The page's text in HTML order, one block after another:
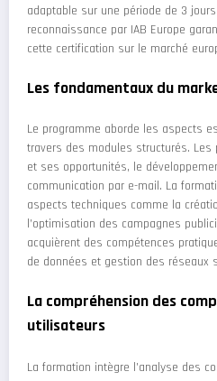
adaptable sur une période de 3
reconnaissance par IAB Europe
cette certification sur le marché
Les fondamentaux du
Le programme aborde les aspects
travers des modules structurés.
et ses opportunités, le
communication par e-mail. La
aspects techniques comme la
l’optimisation des campagnes
acquièrent des compétences
de données et gestion des réseaux
La compréhension des
utilisateurs
La formation intègre l’analyse des